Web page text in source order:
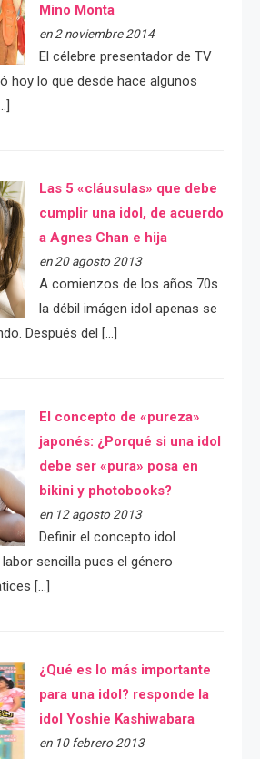
Mino Monta
en 2 noviembre 2014
El célebre presentador de TV
hoy lo que desde hace algunos
Las 5 «cláusulas» que debe
cumplir una idol, de acuerdo
a Agnes Chan e hija
en 20 agosto 2013
A comienzos de los años 70s
la débil imágen idol apenas se
Después del […]
El concepto de «pureza»
japonés: ¿Porqué si una idol
debe ser «pura» posa en
bikini y photobooks?
en 12 agosto 2013
Definir el concepto idol
sencilla pues el género
[…]
¿Qué es lo más importante
para una idol? responde la
idol Yoshie Kashiwabara
en 10 febrero 2013